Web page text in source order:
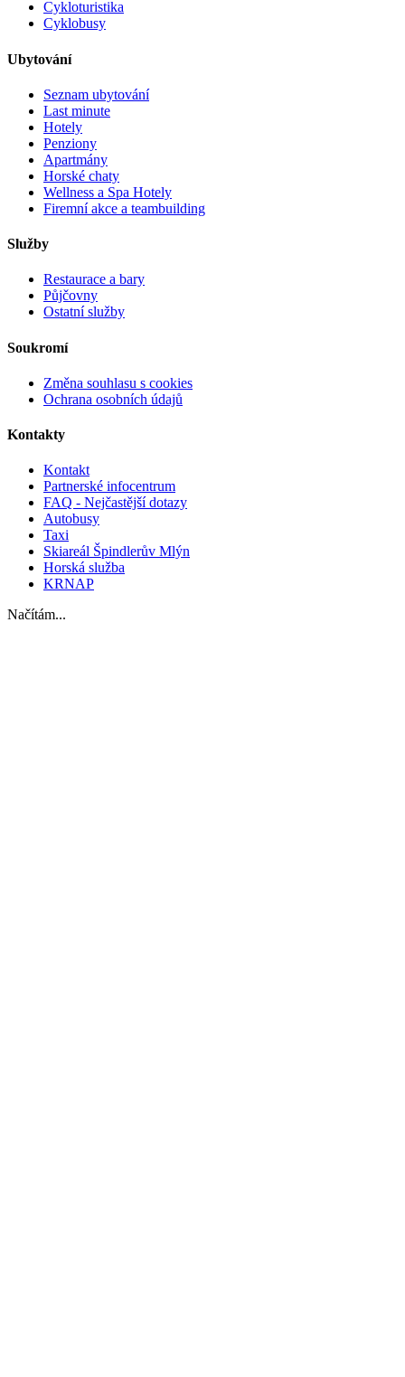
Cykloturistika
Cyklobusy
Ubytování
Seznam ubytování
Last minute
Hotely
Penziony
Apartmány
Horské chaty
Wellness a Spa Hotely
Firemní akce a teambuilding
Služby
Restaurace a bary
Půjčovny
Ostatní služby
Soukromí
Změna souhlasu s cookies
Ochrana osobních údajů
Kontakty
Kontakt
Partnerské infocentrum
FAQ - Nejčastější dotazy
Autobusy
Taxi
Skiareál Špindlerův Mlýn
Horská služba
KRNAP
Načítám...